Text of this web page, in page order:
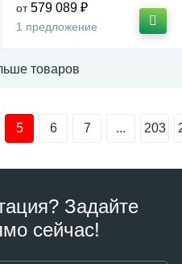
от 579 089 ₽
1 предложение
товаров
5 6 7 ... 203
Задайте
сейчас!